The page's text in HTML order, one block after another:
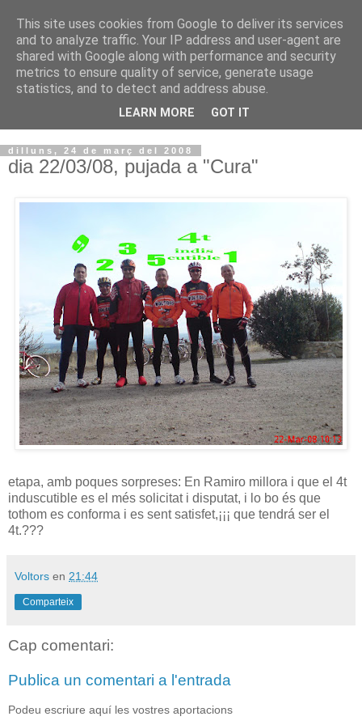
VOLTORS -2026 -
¡¡¡TENIM GANA!!!
dilluns, 24 de març del 2008
dia 22/03/08, pujada a "Cura"
etapa, amb poques sorpreses: En Ramiro millora i que el 4t
induscutible es el més solicitat i disputat, i lo bo és que
tothom es conforma i es sent satisfet,¡¡¡ que tendrá ser el
4t.???
Voltors en 21:44
Comparteix
Cap comentari:
Publica un comentari a l'entrada
Podeu escriure aquí les vostres aportacions
This site uses cookies from Google to deliver its services
and to analyze traffic. Your IP address and user-agent are
shared with Google along with performance and security
metrics to ensure quality of service, generate usage
statistics, and to detect and address abuse.
LEARN MORE GOT IT